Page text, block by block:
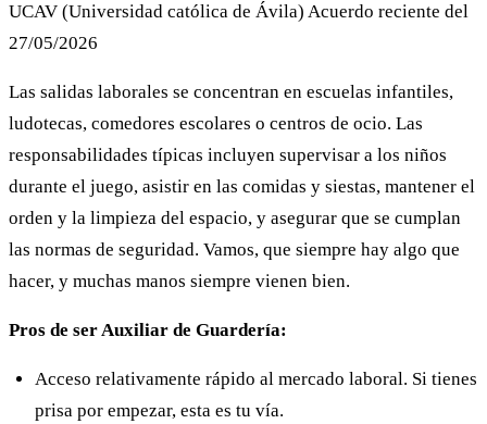
UCAV (Universidad católica de Ávila) Acuerdo reciente del
27/05/2026
Las salidas laborales se concentran en escuelas infantiles,
ludotecas, comedores escolares o centros de ocio. Las
responsabilidades típicas incluyen supervisar a los niños
durante el juego, asistir en las comidas y siestas, mantener el
orden y la limpieza del espacio, y asegurar que se cumplan
las normas de seguridad. Vamos, que siempre hay algo que
hacer, y muchas manos siempre vienen bien.
Pros de ser Auxiliar de Guardería:
Acceso relativamente rápido al mercado laboral. Si tienes
prisa por empezar, esta es tu vía.